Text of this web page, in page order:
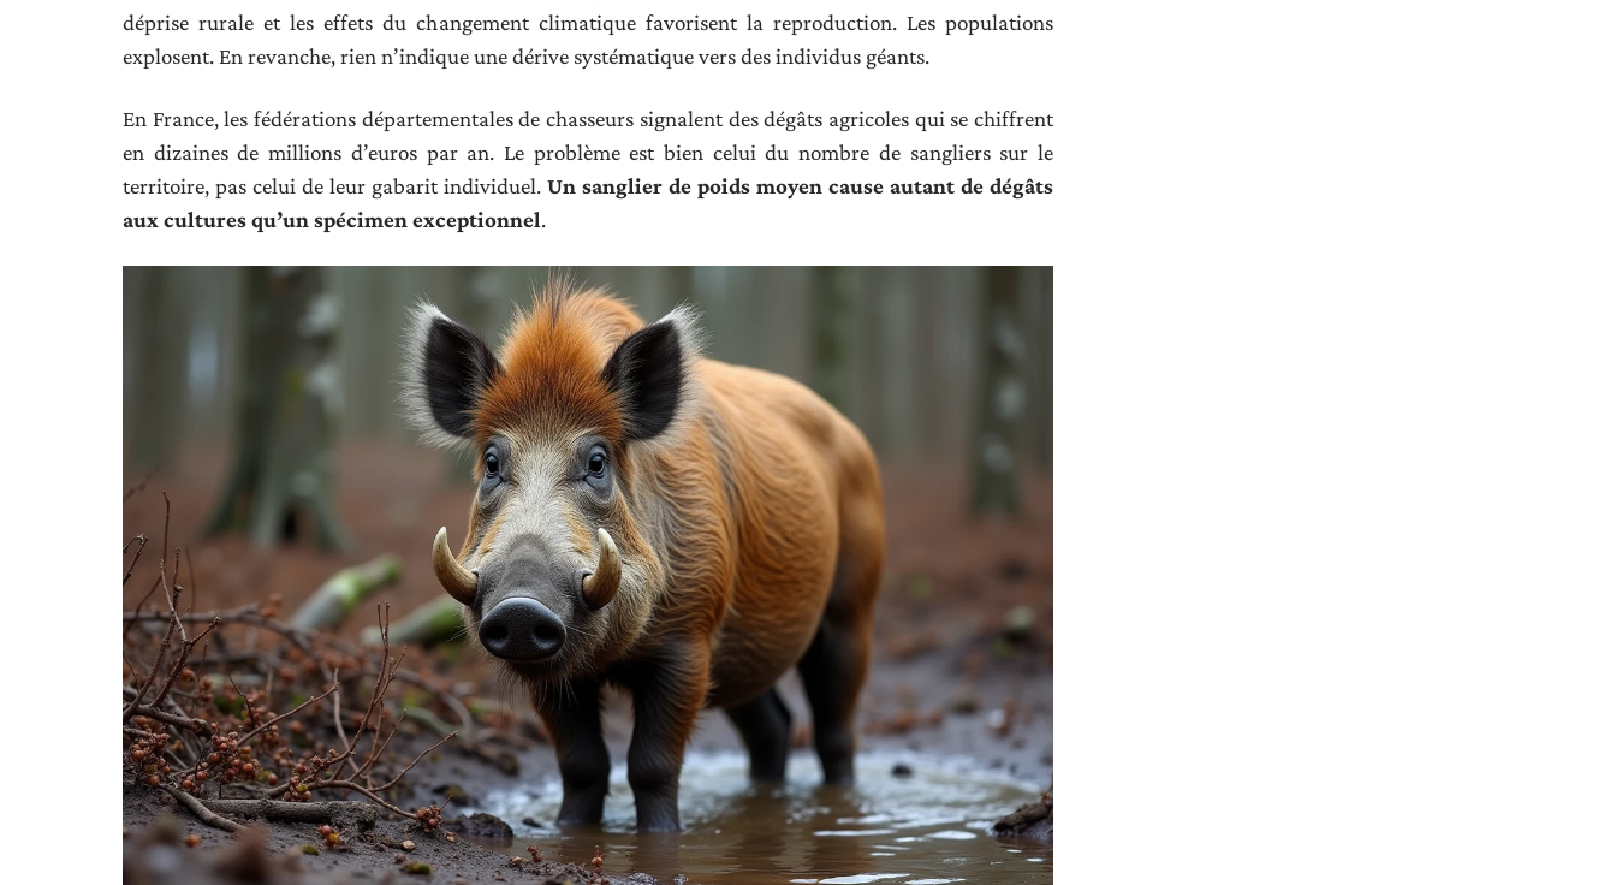
déprise rurale et les effets du changement climatique favorisent la reproduction. Les populations
explosent. En revanche, rien n’indique une dérive systématique vers des individus géants.
En France, les fédérations départementales de chasseurs signalent des dégâts agricoles qui se chiffrent
en dizaines de millions d’euros par an. Le problème est bien celui du nombre de sangliers sur le
territoire, pas celui de leur gabarit individuel. Un sanglier de poids moyen cause autant de dégâts
aux cultures qu’un spécimen exceptionnel.